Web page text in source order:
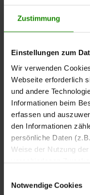
Zustimmung
Einstellungen zum
Wir verwenden
Webseite erforderlich
und andere
Informationen beim
erfassen und
den Informationen
persönliche Daten
Weise der Nutzung
verschiedenen
nutzen, indem sie
Notwendige Cookies
DieKombikommode
Serie 1035verbindet
modernen und
für eine klare
Dieobere
einen natürlichen
Ausstrahlung der
Griffe und filigrane
ab.
Viel